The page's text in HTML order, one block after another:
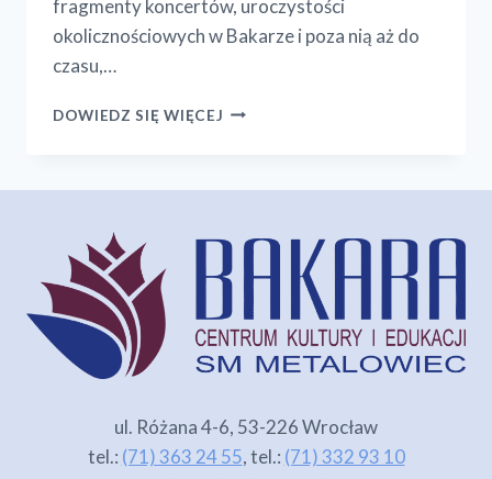
fragmenty koncertów, uroczystości
okolicznościowych w Bakarze i poza nią aż do
czasu,…
DOWIEDZ SIĘ WIĘCEJ WSPOMNIEŃ
ul. Różana 4-6, 53-226 Wrocław
tel.: (71) 363 24 55, tel.: (71) 332 93 10